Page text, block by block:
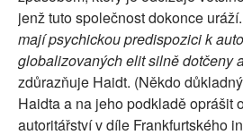
jenž tuto společnost dokonce
mají psychickou predispozici k
globalizovaných elit silně dotčeny
zdůrazňuje Haidt. (Někdo
Haidta a na jeho podkladě oprášit
autoritářství v díle Frankfurtského